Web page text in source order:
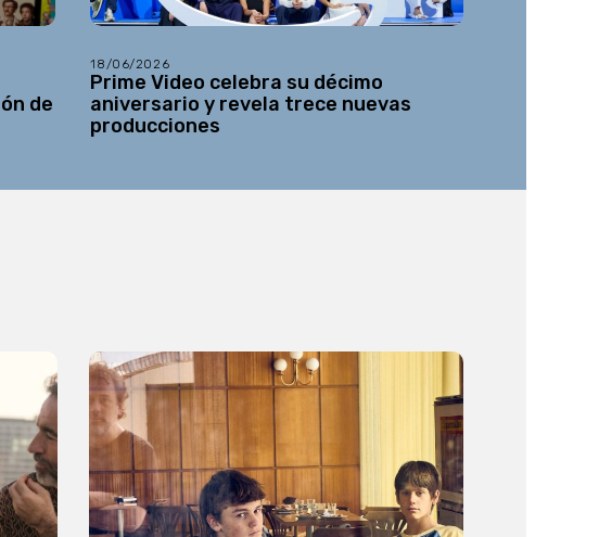
de
18/06/2026
Prime Video celebra su décimo
aniversario y revela trece nuevas
producciones